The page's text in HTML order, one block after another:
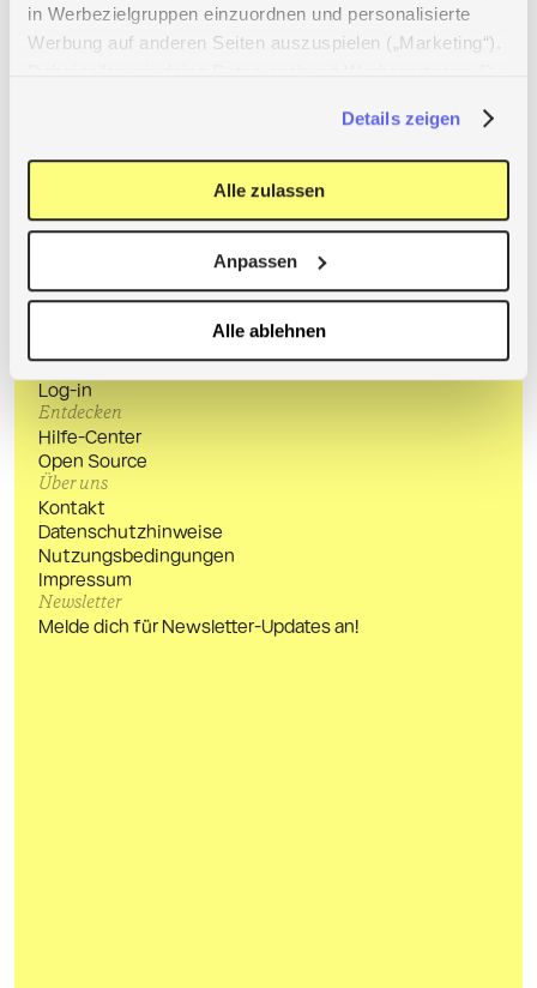
in Werbezielgruppen einzuordnen und personalisierte
Werbung auf anderen Seiten auszuspielen („Marketing“).
Zukunft widerrufen, indem du das Banner über das
Klammer-Symbol unten links wieder aufrufst.
Weitere Informationen findest du in unseren
Datenschutzhinweise.
Details zeigen
Alle zulassen
Anpassen
Alle ablehnen
Hilfe-center Was ist ein Insight?
Apps
Account erstellen
Log-in
Entdecken
Hilfe-Center
Open Source
Über uns
Kontakt
Datenschutzhinweise
Nutzungsbedingungen
Impressum
Newsletter
Melde dich für Newsletter-Updates an!